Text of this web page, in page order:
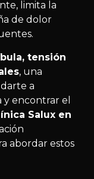
limita la
de dolor
tensión
, una
a
encontrar el
Salux en
abordar estos